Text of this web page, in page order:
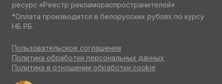
ресурс «Реестр рекламораспространителей»
*Оплата производится в белорусских рублях по курсу
НБ РБ.
Пользовательское соглашение
Политика обработки персональных данных
Политика в отношении обработки cookie